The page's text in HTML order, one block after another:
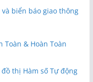
biển báo giao thông
Toàn & Hoàn Toàn
thị Hàm số Tự động